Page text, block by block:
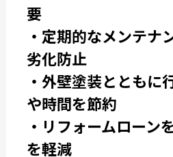
要
・定期的なメンテナ
劣化防止
・外壁塗装とともに
や時間を節約
・リフォームローン
を軽減